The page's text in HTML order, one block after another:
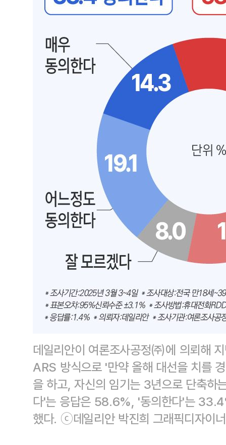
데일리안이 여론조사공정㈜에 의뢰해
ARS 방식으로 '만약 올해 대선을 치를
을 하고, 자신의 임기는 3년으로 단축하
다'는 응답은 58.6%, '동의한다'는
했다. ⓒ데일리안 박진희 그래픽디자이너